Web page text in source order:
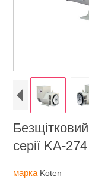
серії KA-274
марка Koten